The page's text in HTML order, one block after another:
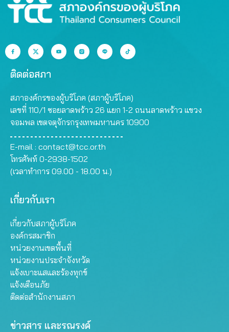
ติดต่อสภา
สภาองค์กรของผู้บริโภค (สภาผู้บริโภค)
เลขที่ 110/1 ซอยลาดพร้าว 26 แยก 1-2 ถนนลาดพร้าว แขวง
จอมพล เขตจตุจักรกรุงเทพมหานคร 10900
E-mail : contact@tcc.or.th
โทรศัพท์ 0-2938-1502
(เวลาทำการ 09.00 - 18.00 น.)
เกี่ยวกับเรา
เกี่ยวกับสภาผู้บริโภค
องค์กรสมาชิก
หน่วยงานเขตพื้นที่
หน่วยงานประจำจังหวัด
แจ้งเบาะแสและร้องทุกข์
แจ้งเตือนภัย
ติดต่อสำนักงานสภา
ข่าวสาร และรณรงค์